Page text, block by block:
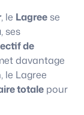
, le Lagree se
, ses
de
davantage
le Lagree
totale pour